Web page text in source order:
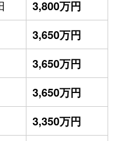
3,800万円
3,650万円
3,650万円
3,650万円
3,350万円